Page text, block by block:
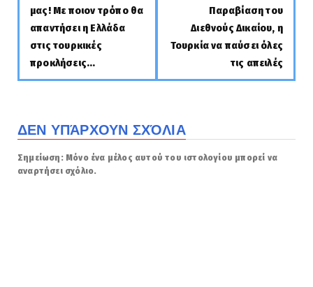
μας! Με ποιον τρόπο θα
απαντήσει η Ελλάδα
στις τουρκικές
προκλήσεις...
Παραβίαση του
Διεθνούς Δικαίου, η
Τουρκία να παύσει όλες
τις απειλές
ΔΕΝ ΥΠΆΡΧΟΥΝ ΣΧΌΛΙΑ
Σημείωση: Μόνο ένα μέλος αυτού του ιστολογίου μπορεί να
αναρτήσει σχόλιο.